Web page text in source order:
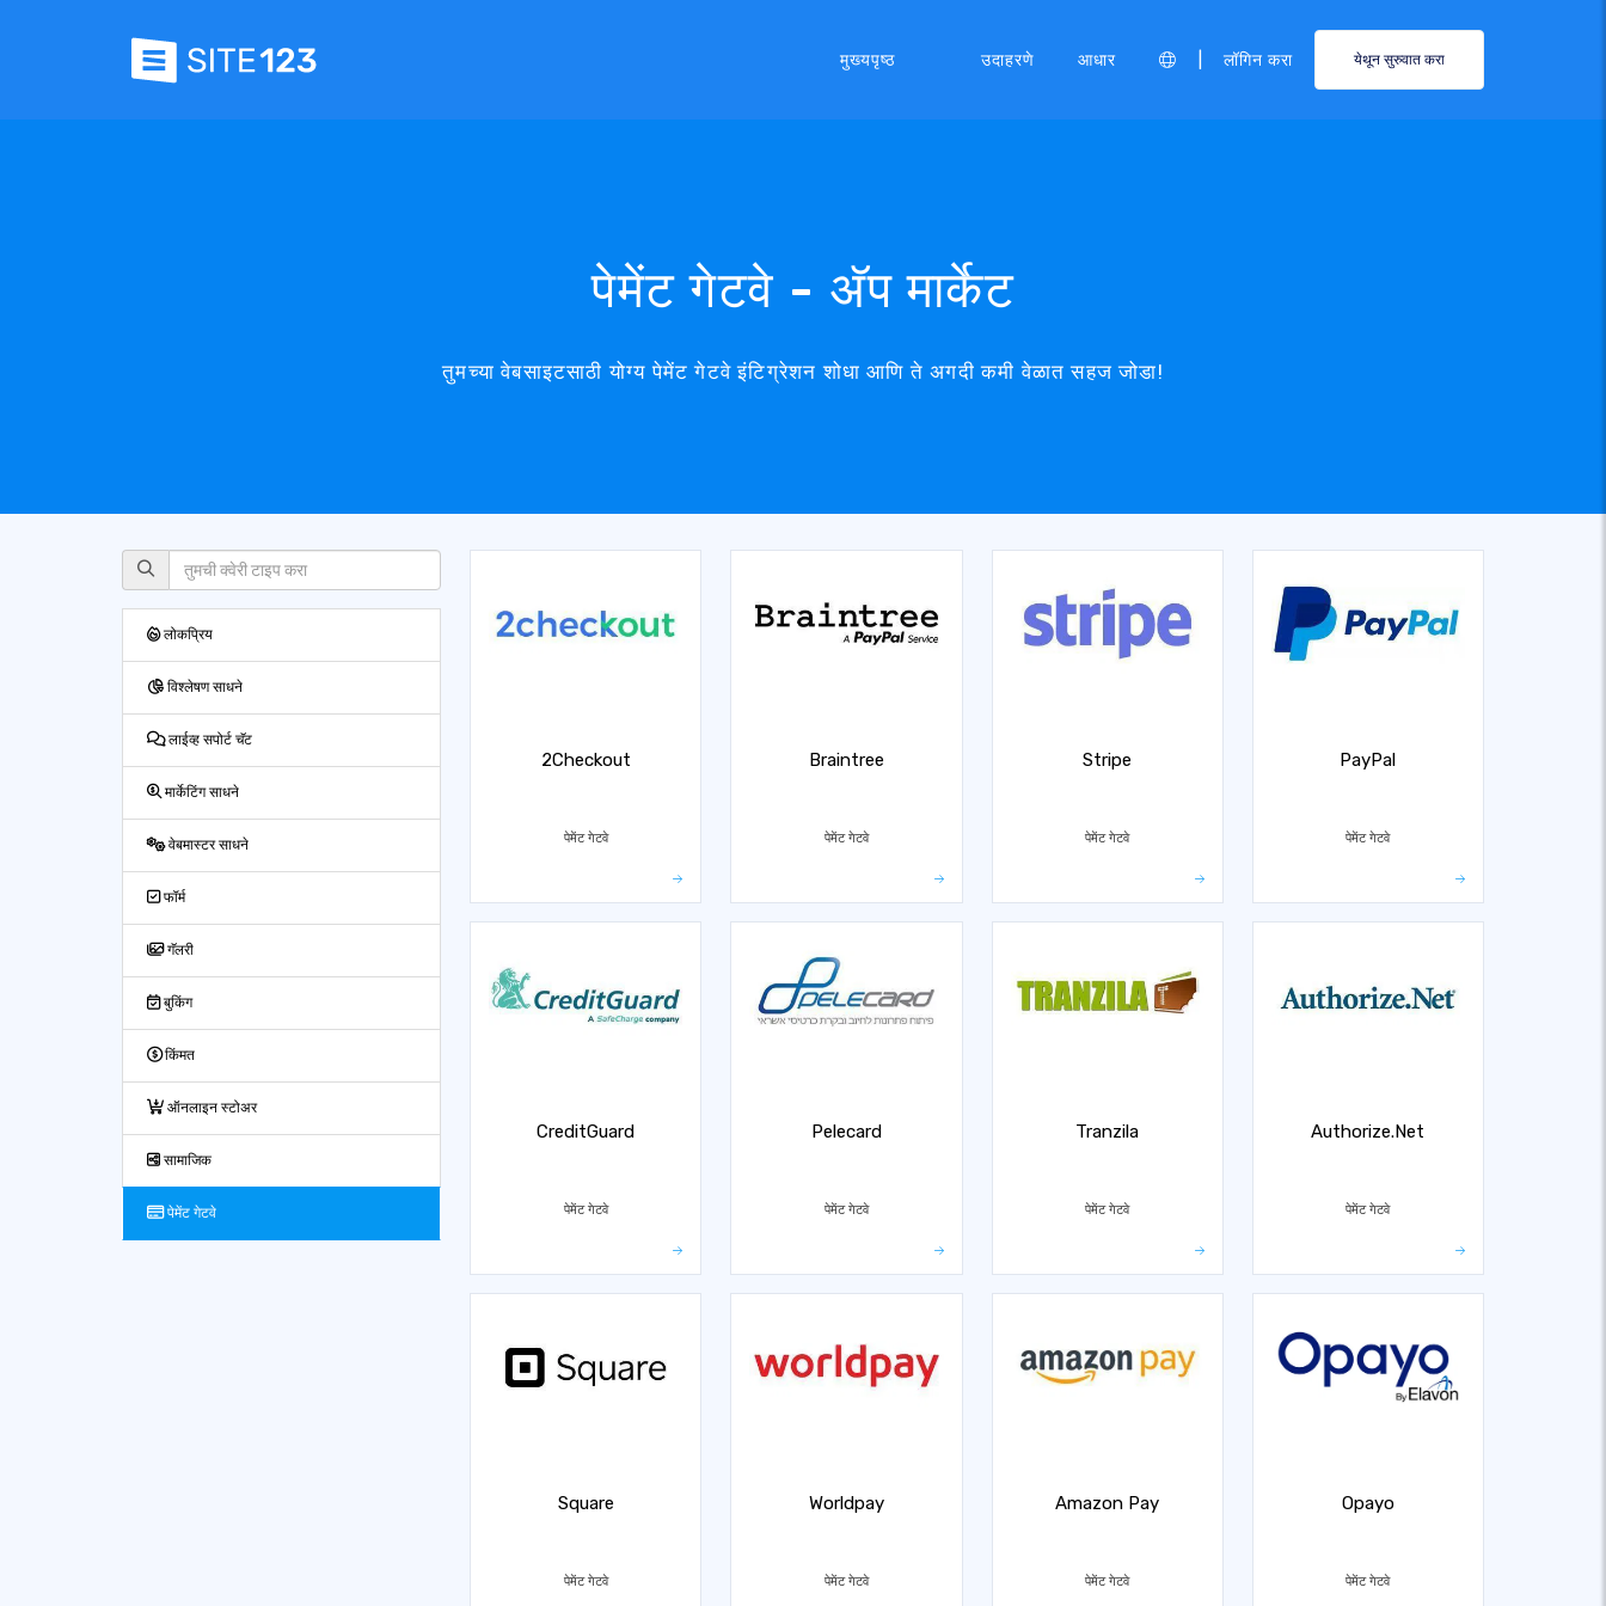
मुख्यपृष्ठ उदाहरणे आधार लॉगिन करा येथून सुरुवात करा
पेमेंट गेटवे - अ‍ॅप मार्केट
तुमच्या वेबसाइटसाठी योग्य पेमेंट गेटवे इंटिग्रेशन शोधा आणि ते अगदी कमी वेळात सहज जोडा!
लोकप्रिय
विश्लेषण साधने
लाईव्ह सपोर्ट चॅट
मार्केटिंग साधने
वेबमास्टर साधने
फॉर्म
गॅलरी
बुकिंग
किंमत
ऑनलाइन स्टोअर
सामाजिक
पेमेंट गेटवे
2Checkout
पेमेंट गेटवे
Braintree
पेमेंट गेटवे
Stripe
पेमेंट गेटवे
PayPal
पेमेंट गेटवे
CreditGuard
पेमेंट गेटवे
Pelecard
पेमेंट गेटवे
Tranzila
पेमेंट गेटवे
Authorize.Net
पेमेंट गेटवे
Square
पेमेंट गेटवे
Worldpay
पेमेंट गेटवे
Amazon Pay
पेमेंट गेटवे
Opayo
पेमेंट गेटवे